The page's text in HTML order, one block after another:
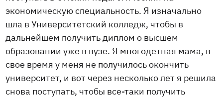
экономическую специальность. Я изначально
шла в Университетский колледж, чтобы в
дальнейшем получить диплом о высшем
образовании уже в вузе. Я многодетная мама, в
свое время у меня не получилось окончить
университет, и вот через несколько лет я решила
снова поступать, чтобы все-таки получить